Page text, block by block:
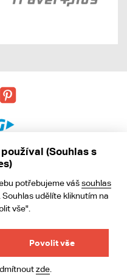
údajů
(Souhlas s
potřebujeme vášsouhlas
udělíte kliknutím na
vše".
Povolit vše
zde.